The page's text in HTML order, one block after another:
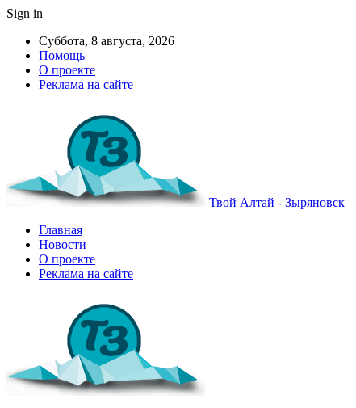
Sign in
Суббота, 8 августа, 2026
Помощь
О проекте
Реклама на сайте
Твой Алтай - Зыряновск
Главная
Новости
О проекте
Реклама на сайте